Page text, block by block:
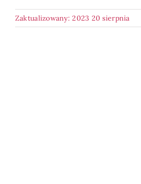
Zaktualizowany: 2023 20 sierpnia